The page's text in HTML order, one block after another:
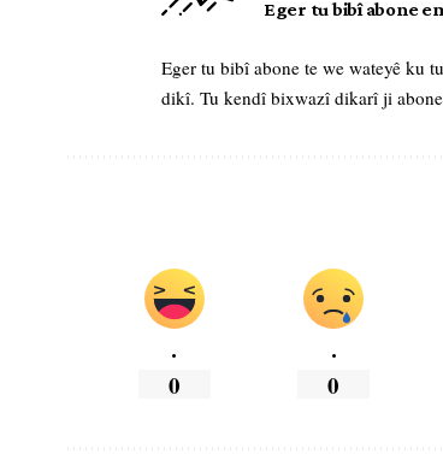
Eger tu bibî abone
Eger tu bibî abone te we wateyê ku tu
dikî. Tu kendî bixwazî dikarî ji
.
0
.
0